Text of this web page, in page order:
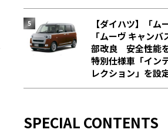
【ダイハツ】「ム
「ムーヴ キャンバ
部改良 安全性能
特別仕様車「イン
レクション」を設
SPECIAL CONTENTS